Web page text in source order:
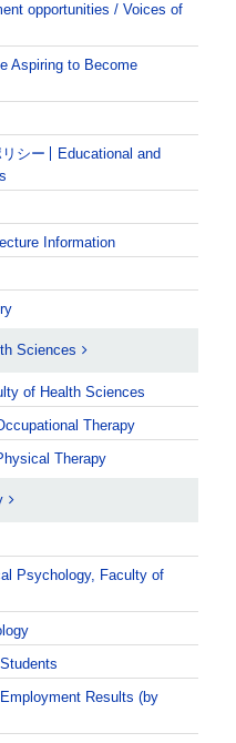
opportunities / Voices of
Aspiring to Become
シー
Educational and
Information
Sciences
of Health Sciences
Therapy
Therapy
Psychology, Faculty of
Employment Results (by